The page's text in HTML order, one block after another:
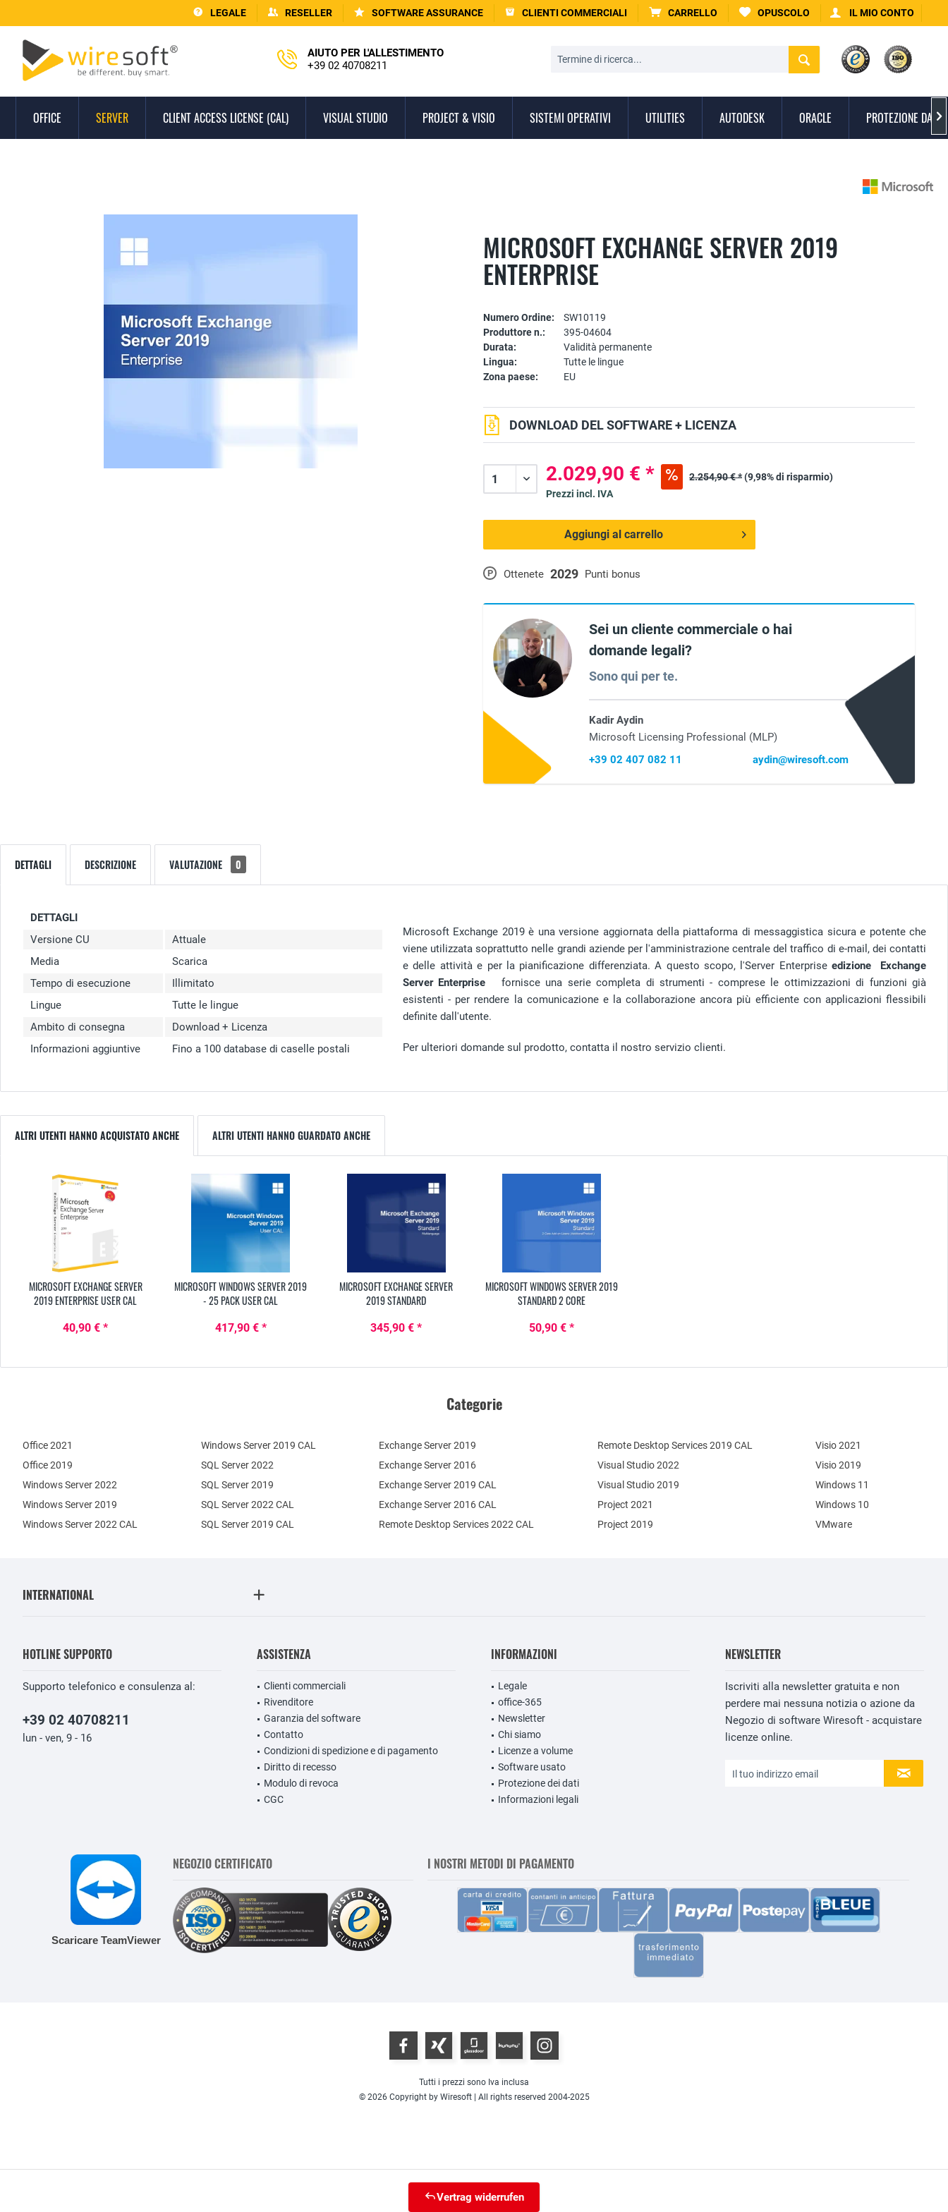
LEGALE RESELLER SOFTWARE ASSURANCE CLIENTI COMMERCIALI CARRELLO OPUSCOLO IL MIO CONTO
AIUTO PER L'ALLESTIMENTO
+39 02 40708211
OFFICE SERVER CLIENT ACCESS LICENSE (CAL) VISUAL STUDIO PROJECT & VISIO SISTEMI OPERATIVI UTILITIES AUTODESK ORACLE PROTEZIONE DAI
MICROSOFT EXCHANGE SERVER 2019
ENTERPRISE
Numero Ordine:
SW10119
Produttore n.:
395-04604
Durata:
Validità permanente
Lingua:
Tutte le lingue
Zona paese:
EU
P Ottenete 2029 Punti bonus
DOWNLOAD DEL SOFTWARE + LICENZA
2.029,90 € * 2.254,90 € *(9,98% di risparmio)
Prezzi incl. IVA
Aggiungi al carrello
Sei un cliente commerciale o hai
domande legali?
Sono qui per te.
Kadir Aydin
Microsoft Licensing Professional (MLP)
+39 02 407 082 11
aydin@wiresoft.com
DETTAGLI DESCRIZIONE VALUTAZIONE 0
DETTAGLI
Versione CU
Attuale
Media
Scarica
Tempo di esecuzione
Illimitato
Lingue
Tutte le lingue
Ambito di consegna
Download + Licenza
Informazioni aggiuntive
Fino a 100 database di caselle postali
Microsoft Exchange 2019 è una versione aggiornata della piattaforma di messaggistica sicura e potente che
viene utilizzata soprattutto nelle grandi aziende per l'amministrazione centrale del traffico di e-mail, dei contatti
e delle attività e per la pianificazione differenziata. A questo scopo, l'Server Enterpriseedizione
Exchange
Server Enterprise
fornisce una serie completa di strumenti - comprese le ottimizzazioni di funzioni già
esistenti - per rendere la comunicazione e la collaborazione ancora più efficiente con applicazioni flessibili
definite dall'utente.
Per ulteriori domande sul prodotto, contatta il nostro servizio clienti.
ALTRI UTENTI HANNO ACQUISTATO ANCHE ALTRI UTENTI HANNO GUARDATO ANCHE
MICROSOFT EXCHANGE SERVER
2019 ENTERPRISE USER CAL
40,90 € *
MICROSOFT WINDOWS SERVER 2019
- 25 PACK USER CAL
417,90 € *
MICROSOFT EXCHANGE SERVER
2019 STANDARD
345,90 € *
MICROSOFT WINDOWS SERVER 2019
STANDARD 2 CORE
50,90 € *
Categorie
Office 2021
Office 2019
Windows Server 2022
Windows Server 2019
Exchange Server 2019
Exchange Server 2016
SQL Server 2022
SQL Server 2019
Windows Server 2022 CAL
Windows Server 2019 CAL
SQL Server 2022 CAL
SQL Server 2019 CAL
Remote Desktop Services 2022 CAL
Remote Desktop Services 2019 CAL
Exchange Server 2019 CAL
Exchange Server 2016 CAL
Visual Studio 2022
Visual Studio 2019
Project 2021
Project 2019
Visio 2021
Visio 2019
Windows 11
Windows 10
VMware
INTERNATIONAL
HOTLINE SUPPORTO
Supporto telefonico e consulenza al:
+39 02 40708211
lun - ven, 9 - 16
ASSISTENZA
Clienti commerciali
Rivenditore
Garanzia del software
Contatto
Condizioni di spedizione e di pagamento
Diritto di recesso
Modulo di revoca
CGC
INFORMAZIONI
Legale
office-365
Newsletter
Chi siamo
Licenze a volume
Software usato
Protezione dei dati
Informazioni legali
NEWSLETTER
Iscriviti alla newsletter gratuita e non
perdere mai nessuna notizia o azione da
Negozio di software Wiresoft - acquistare
licenze online.
Scaricare TeamViewer
NEGOZIO CERTIFICATO I NOSTRI METODI DI PAGAMENTO
Tutti i prezzi sono Iva inclusa
© 2026 Copyright by Wiresoft | All rights reserved 2004-2025
Vertrag widerrufen